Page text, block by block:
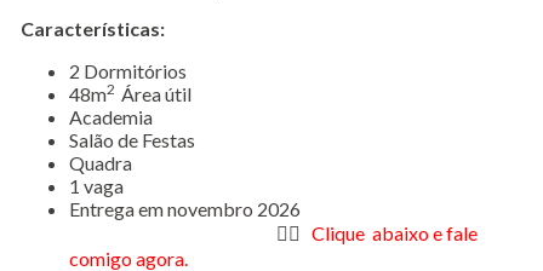
Características:
​2 Dormitórios
48m2 Área útil
Academia
Salão de Festas
Quadra
1 vaga
Entrega em novembro 2026
👇🏻 Clique abaixo e fale
comigo agora.